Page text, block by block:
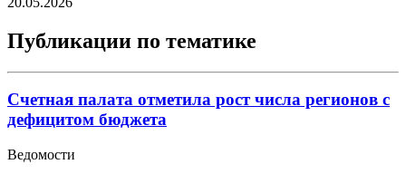
Публикации по тематике
Счетная палата отметила рост числа регионов с
дефицитом бюджета
Ведомости